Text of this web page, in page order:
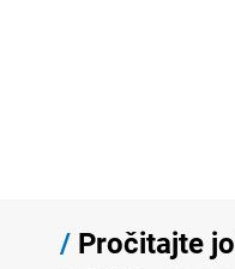
/ Pročitajte